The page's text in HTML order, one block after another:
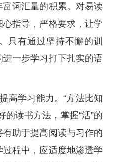
词汇量的积累。对易读
指导，严格要求，让学
只有通过坚持不懈的训
一步学习打下扎实的语
高学习能力。“方法比知
的读书方法，掌握“活”的
助于提高阅读与习作的
程中，应适度地渗透学